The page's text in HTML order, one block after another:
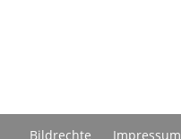
Bildrechte Impressum